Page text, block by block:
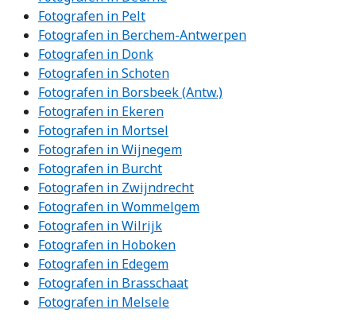
Fotografen in Pelt
Fotografen in Berchem-Antwerpen
Fotografen in Donk
Fotografen in Schoten
Fotografen in Borsbeek (Antw.)
Fotografen in Ekeren
Fotografen in Mortsel
Fotografen in Wijnegem
Fotografen in Burcht
Fotografen in Zwijndrecht
Fotografen in Wommelgem
Fotografen in Wilrijk
Fotografen in Hoboken
Fotografen in Edegem
Fotografen in Brasschaat
Fotografen in Melsele